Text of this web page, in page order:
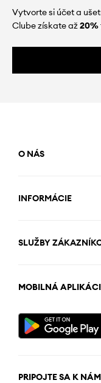
Vytvorte si účet a
Clube získate až20%
O NÁS
INFORMÁCIE
SLUŽBY
MOBILNÁ
PRIPOJTE SA K NÁM